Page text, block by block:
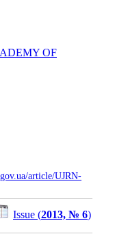
OF
article/UJRN-
Issue (2013, № 6)